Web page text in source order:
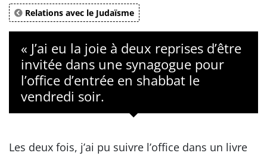
Relations avec le Judaïsme
« J’ai eu la joie à deux reprises d’être
invitée dans une synagogue pour
l’office d’entrée en shabbat le
vendredi soir.
Les deux fois, j’ai pu suivre l’office dans un livre